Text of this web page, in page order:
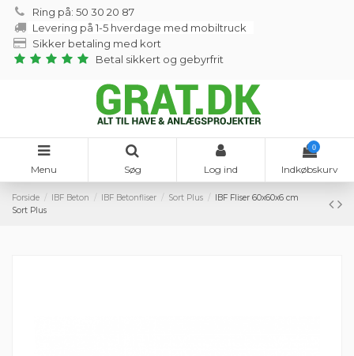
Ring på: 50 30 20 87
Levering på 1-5 hverdage med mobiltruck
Sikker betaling med kort
Betal sikkert og gebyrfrit
Menu Søg Log ind
0
Indkøbskurv
Forside IBF Beton IBF Betonfliser Sort Plus
IBF Fliser 60x60x6 cm
Sort Plus